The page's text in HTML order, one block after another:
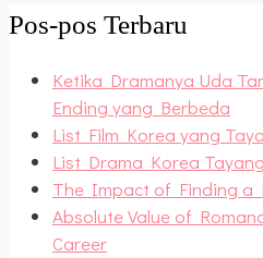
Pos-pos Terbaru
Ketika Dramanya Uda
Ending yang Berbeda
List Film Korea yang
List Drama Korea
The Impact of Finding a
Absolute Value of
Career